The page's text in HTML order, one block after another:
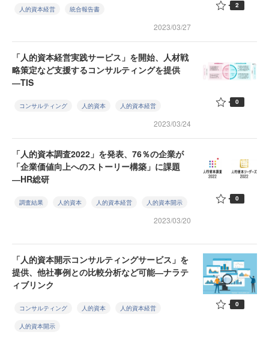
人的資本経営 統合報告書
2023/03/27
2
「人的資本経営実践サービス」を開始、人材戦
略策定など支援するコンサルティングを提供
―TIS
コンサルティング 人的資本 人的資本経営
2023/03/24
0
「人的資本調査2022」を発表、76％の企業が
「企業価値向上へのストーリー構築」に課題
―HR総研
調査結果 人的資本 人的資本経営 人的資本開示
2023/03/20
0
「⼈的資本開示コンサルティングサービス」を
提供、他社事例との比較分析など可能―ナラテ
ィブリンク
コンサルティング 人的資本 人的資本経営
人的資本開示
0